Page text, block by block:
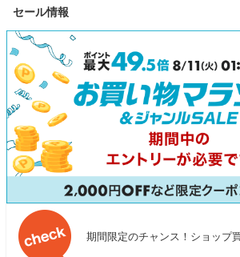
セール情報
期間限定のチャンス！ショップ